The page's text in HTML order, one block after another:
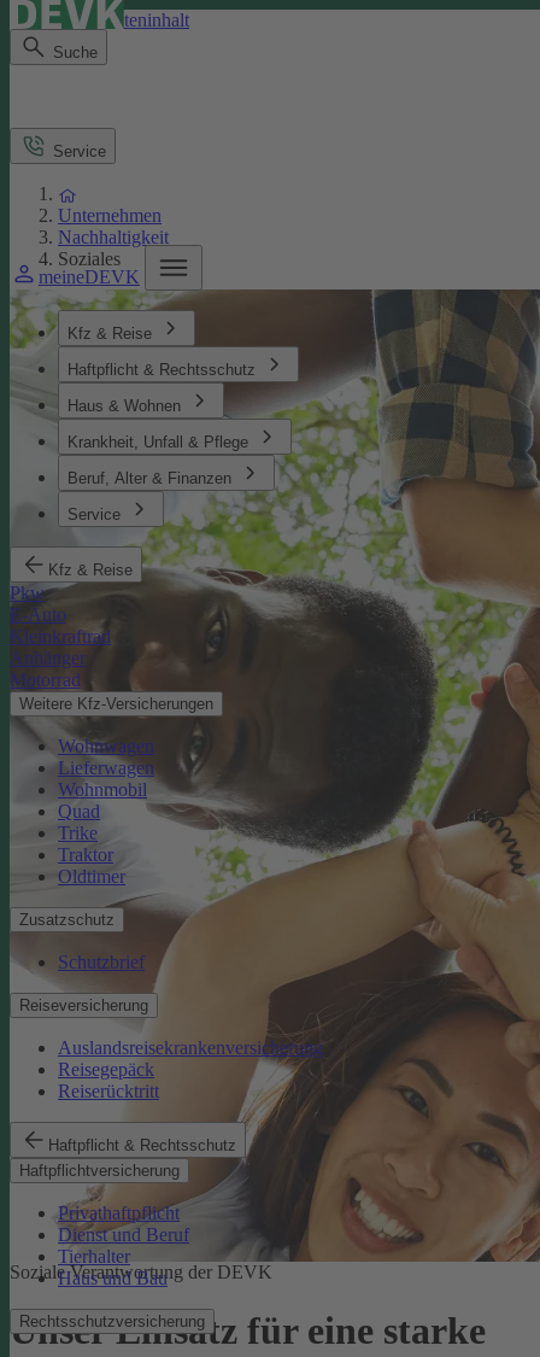
Direkt zum Seiteninhalt
Suche
meineDEVK
Kfz & Reise
Haftpflicht & Rechtsschutz
Haus & Wohnen
Krankheit, Unfall & Pflege
Beruf, Alter & Finanzen
Service
Kfz & Reise
Pkw
E-Auto
Kleinkraftrad
Anhänger
Motorrad
Weitere Kfz-Versicherungen
Wohnwagen
Lieferwagen
Wohnmobil
Quad
Trike
Traktor
Oldtimer
Zusatzschutz
Schutzbrief
Reiseversicherung
Auslandsreisekrankenversicherung
Reisegepäck
Reiserücktritt
Haftpflicht & Rechtsschutz
Haftpflichtversicherung
Privathaftpflicht
Dienst und Beruf
Tierhalter
Haus und Bau
Rechtsschutzversicherung
Service
Unternehmen
Nachhaltigkeit
Soziales
Soziale Verantwortung der DEVK
Unser Einsatz für eine starke